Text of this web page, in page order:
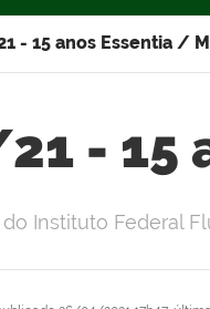
- 15 anos Essentia /
- 15
do Instituto Federal